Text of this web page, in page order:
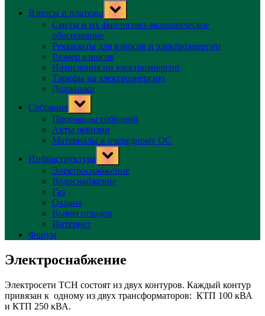
Взносы и платежи
Toggle
sub-
menu
Сметы и их финансово-экономическое
обоснование
Реквизиты для взносов и электроэнергии
Размер взносов
Начисления по электроэнергии
Тарифы на электроэнергию
Должники
Собрания
Toggle
sub-
menu
Протоколы собраний
Акты ревизии
Материалы к очередному ОС
Инфраструктура
Toggle
sub-
menu
Электроснабжение
Водоснабжение
Газ
Охрана
Вывоз отходов
Интернет
Форум
Электроснабжение
Электросети ТСН состоят из двух контуров. Каждый контур
привязан к одному из двух трансформаторов: КТП 100 кВА
и КТП 250 кВА.